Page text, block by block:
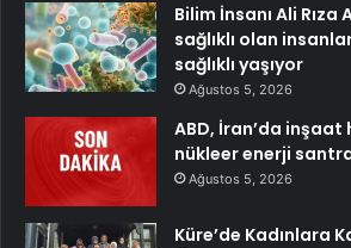
Bilim İnsanı Ali Rıza
sağlıklı olan
sağlıklı yaşıyor
Ağustos 5, 2026
ABD, İran’da
nükleer enerji
Ağustos 5, 2026
Küre’de Kadınlara